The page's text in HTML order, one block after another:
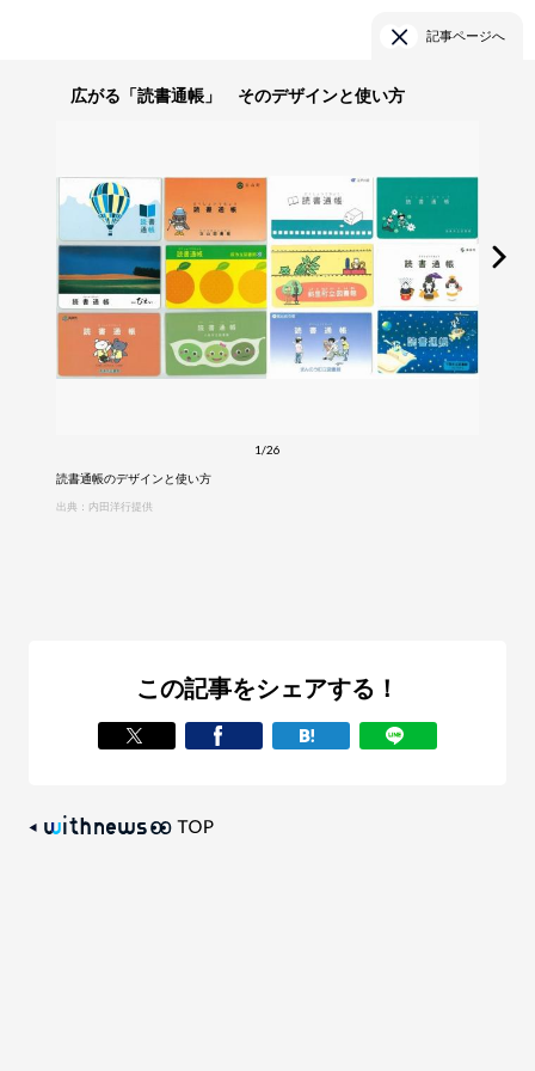
記事ページへ
広がる「読書通帳」 そのデザインと使い方
1/26
読書通帳のデザインと使い方
出典：内田洋行提供
この記事をシェアする！